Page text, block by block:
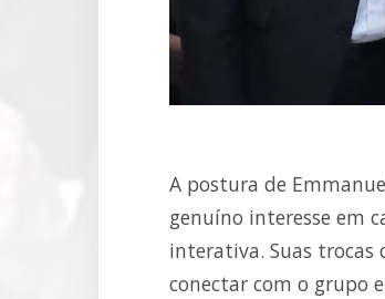
A postura de
genuíno interesse em
interativa. Suas trocas
conectar com o grupo